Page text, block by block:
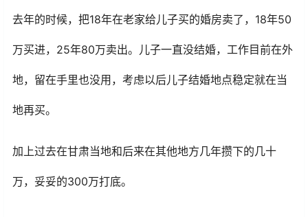
去年的时候，把18年在老家给儿子买的婚房卖了，18年50
万买进，25年80万卖出。儿子一直没结婚，工作目前在外
地，留在手里也没用，考虑以后儿子结婚地点稳定就在当
地再买。
加上过去在甘肃当地和后来在其他地方几年攒下的几十
万，妥妥的300万打底。